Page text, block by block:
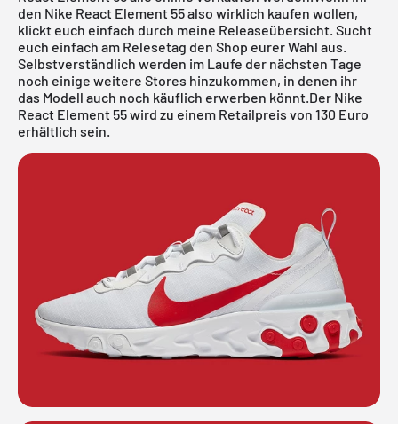
den Nike React Element 55 also wirklich kaufen wollen,
klickt euch einfach durch meine Releaseübersicht. Sucht
euch einfach am Relesetag den Shop eurer Wahl aus.
Selbstverständlich werden im Laufe der nächsten Tage
noch einige weitere Stores hinzukommen, in denen ihr
das Modell auch noch käuflich erwerben könnt.Der Nike
React Element 55 wird zu einem Retailpreis von 130 Euro
erhältlich sein.